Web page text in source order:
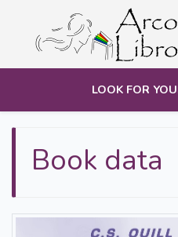
LOOK FOR
Book data